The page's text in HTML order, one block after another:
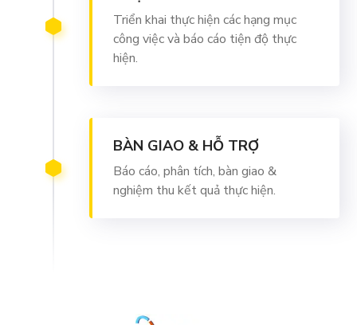
Triển khai thực hiện các hạng mục
công việc và báo cáo tiện độ thực
hiện.
BÀN GIAO & HỖ TRỢ
Báo cáo, phân tích, bàn giao &
nghiệm thu kết quả thực hiện.